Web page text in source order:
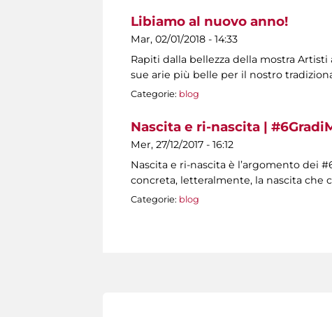
Libiamo al nuovo anno!
Mar, 02/01/2018 - 14:33
Rapiti dalla bellezza della mostra
sue arie più belle per il nostro
Categorie: blog
Nascita e ri-nascita |
Mer, 27/12/2017 - 16:12
Nascita e ri-nascita è l’argomento dei
concreta, letteralmente, la nascita che
Categorie: blog